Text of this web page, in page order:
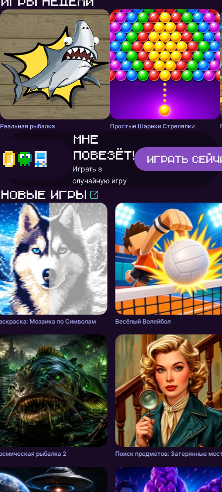
Реальная рыбалка Простые Шарики Стрелялки
Мне
повезёт!
Играть в
случайную игру
Играть
Новые игры
Мозаика по Символам Весёлый Волейбол
рыбалка 2 Поиск предметов: Затерянные